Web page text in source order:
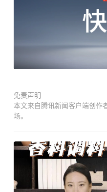
免责声明
本文来自腾讯新闻客户端创作
场。